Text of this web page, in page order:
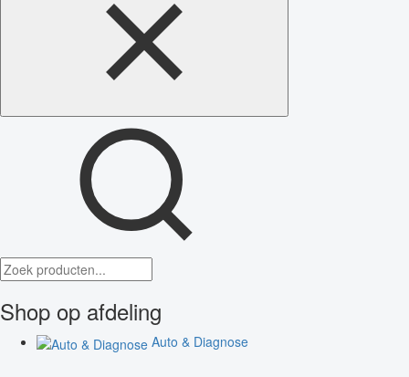
Shop op afdeling
Auto & Diagnose